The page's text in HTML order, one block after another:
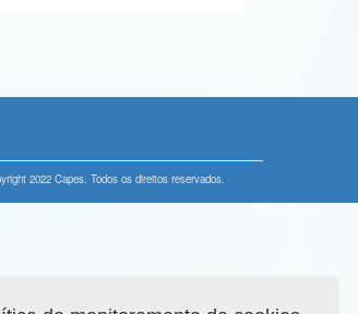
2022 Capes. Todos os direitos reservados.